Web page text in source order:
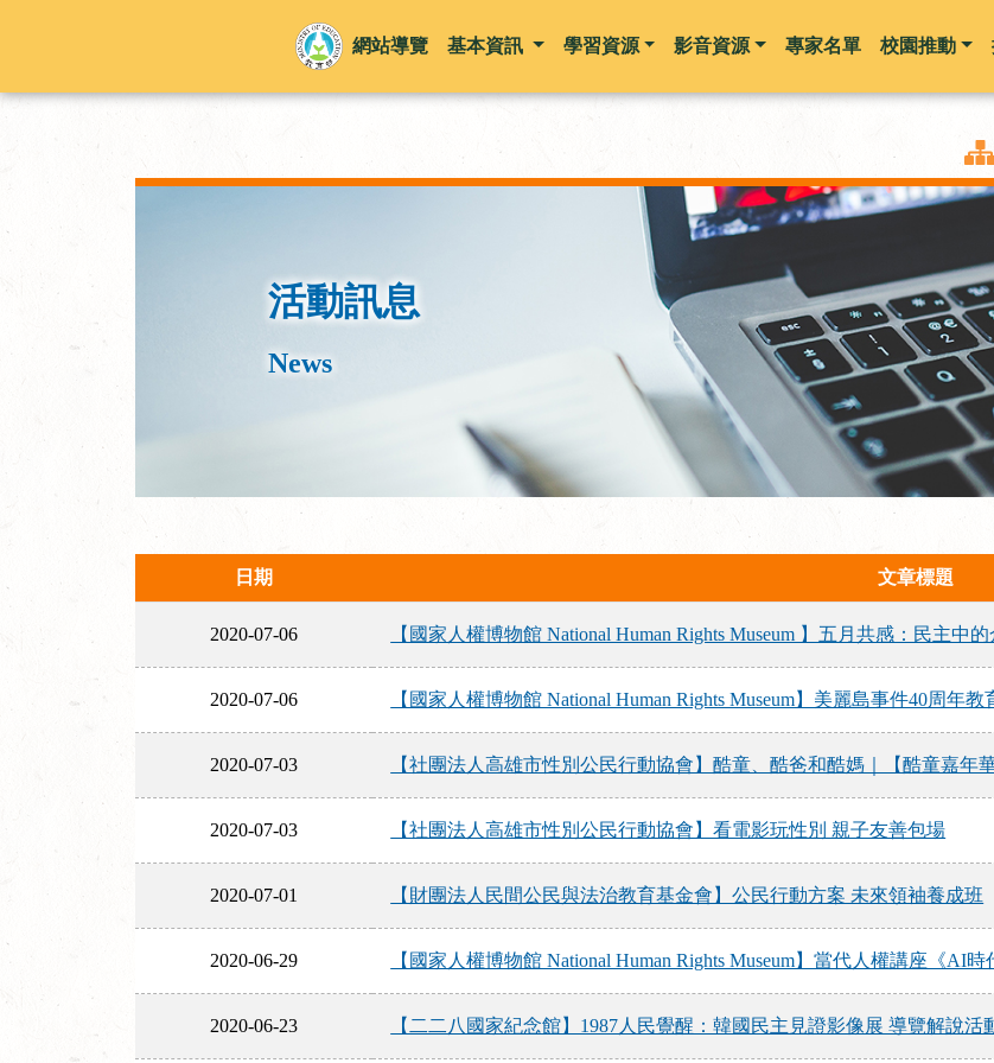
跳到主要內容
網站導覽 基本資訊 學習資源 影音資源 專家名單 校園推動
活動訊息
News
日期 文章標題
2020-07-06 【國家人權博物館 National Human Rights Museum 】五月共感：民主中
2020-07-06 【國家人權博物館 National Human Rights Museum】美麗島事件40周
2020-07-03 【社團法人高雄市性別公民行動協會】酷童、酷爸和酷媽｜【酷童嘉年
2020-07-03 【社團法人高雄市性別公民行動協會】看電影玩性別 親子友善包場
2020-07-01 【財團法人民間公民與法治教育基金會】公民行動方案 未來領袖養成班
2020-06-29 【國家人權博物館 National Human Rights Museum】當代人權講座《AI時
2020-06-23 【二二八國家紀念館】1987人民覺醒：韓國民主見證影像展 導覽解說活